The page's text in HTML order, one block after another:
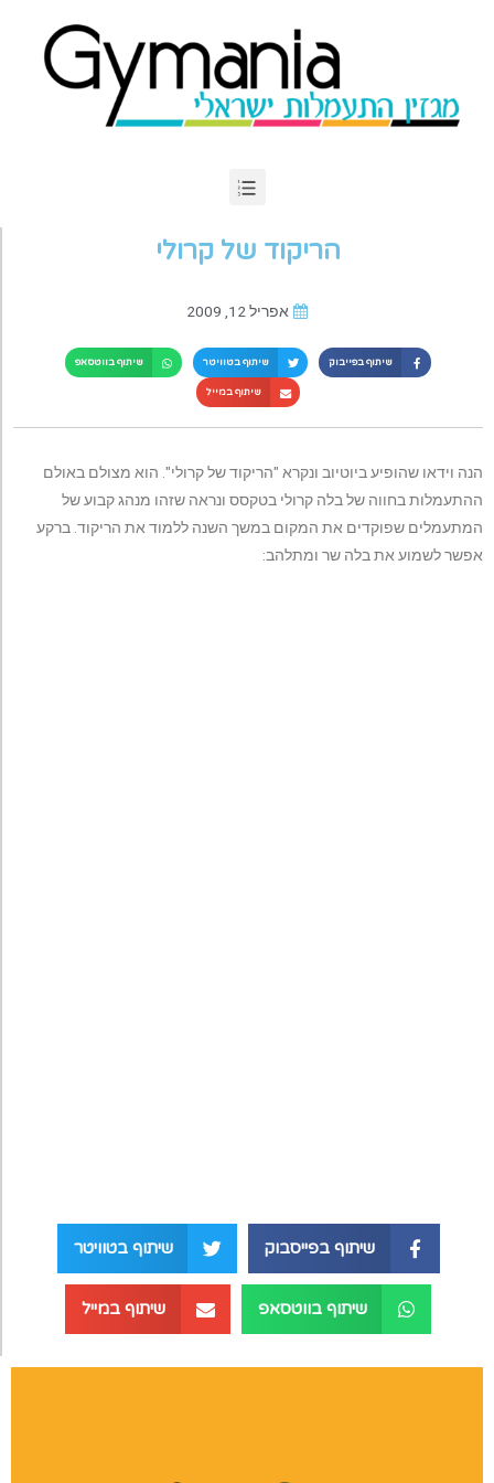
הריקוד של קרולי
אפריל 12, 2009
שיתוף בפייבוק שיתוף בטוויטר שיתוף בווטסאפ
שיתוף במייל
הנה וידאו שהופיע ביוטיוב ונקרא "הריקוד של קרולי". הוא מצולם באולם
ההתעמלות בחווה של בלה קרולי בטקסס ונראה שזהו מנהג קבוע של
המתעמלים שפוקדים את המקום במשך השנה ללמוד את הריקוד. ברקע
אפשר לשמוע את בלה שר ומתלהב:
שיתוף בפייסבוק שיתוף בטוויטר
שיתוף בווטסאפ שיתוף במייל
הרצאות